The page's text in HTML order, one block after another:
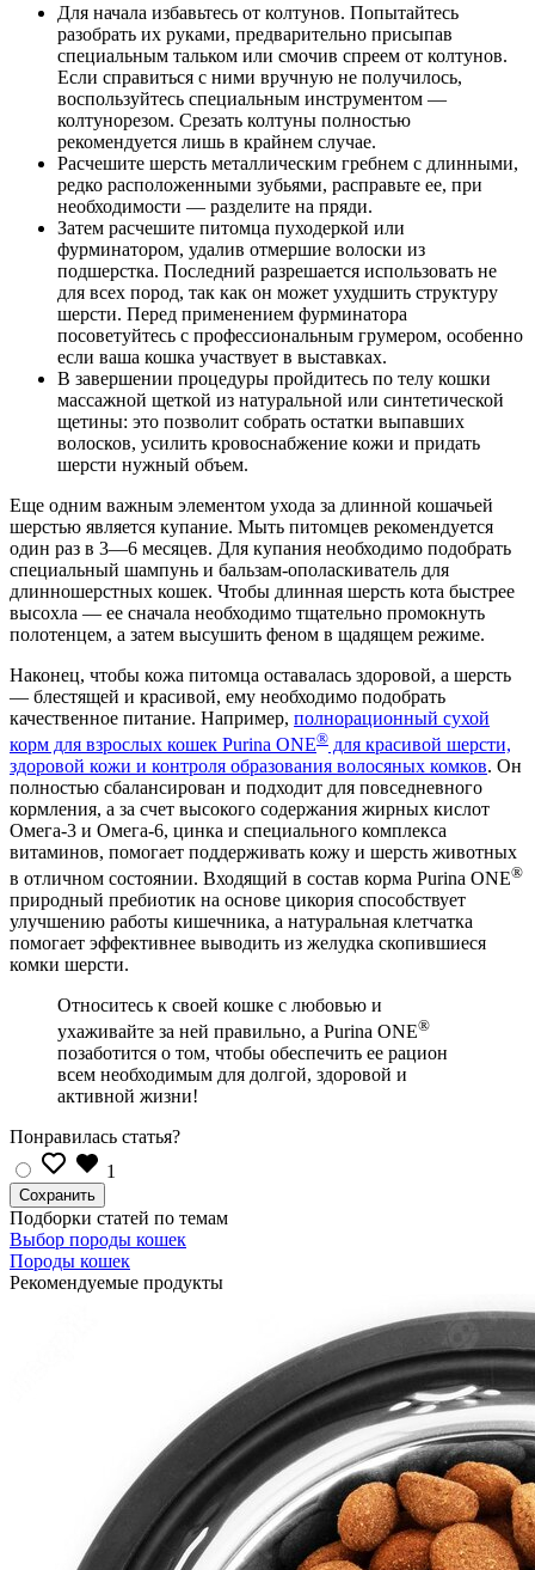
Для начала избавьтесь от колтунов. Попытайтесь
разобрать их руками, предварительно присыпав
специальным тальком или смочив спреем от колтунов.
Если справиться с ними вручную не получилось,
воспользуйтесь специальным инструментом —
колтунорезом. Срезать колтуны полностью
рекомендуется лишь в крайнем случае.
Расчешите шерсть металлическим гребнем с длинными,
редко расположенными зубьями, расправьте ее, при
необходимости — разделите на пряди.
Затем расчешите питомца пуходеркой или
фурминатором, удалив отмершие волоски из
подшерстка. Последний разрешается использовать не
для всех пород, так как он может ухудшить структуру
шерсти. Перед применением фурминатора
посоветуйтесь с профессиональным грумером, особенно
если ваша кошка участвует в выставках.
В завершении процедуры пройдитесь по телу кошки
массажной щеткой из натуральной или синтетической
щетины: это позволит собрать остатки выпавших
волосков, усилить кровоснабжение кожи и придать
шерсти нужный объем.
Еще одним важным элементом ухода за длинной кошачьей
шерстью является купание. Мыть питомцев рекомендуется
один раз в 3—6 месяцев. Для купания необходимо подобрать
специальный шампунь и бальзам-ополаскиватель для
длинношерстных кошек. Чтобы длинная шерсть кота быстрее
высохла — ее сначала необходимо тщательно промокнуть
полотенцем, а затем высушить феном в щадящем режиме.
Наконец, чтобы кожа питомца оставалась здоровой, а шерсть
— блестящей и красивой, ему необходимо подобрать
качественное питание. Например, полнорационный сухой
корм для взрослых кошек Purina ONE® для красивой шерсти,
здоровой кожи и контроля образования волосяных комков. Он
полностью сбалансирован и подходит для повседневного
кормления, а за счет высокого содержания жирных кислот
Омега-3 и Омега-6, цинка и специального комплекса
витаминов, помогает поддерживать кожу и шерсть животных
в отличном состоянии. Входящий в состав корма Purina ONE®
природный пребиотик на основе цикория способствует
улучшению работы кишечника, а натуральная клетчатка
помогает эффективнее выводить из желудка скопившиеся
комки шерсти.
Относитесь к своей кошке с любовью и
ухаживайте за ней правильно, а Purina ONE®
позаботится о том, чтобы обеспечить ее рацион
всем необходимым для долгой, здоровой и
активной жизни!
Понравилась статья?
1
Подборки статей по темам
Выбор породы кошек
Породы кошек
Рекомендуемые продукты